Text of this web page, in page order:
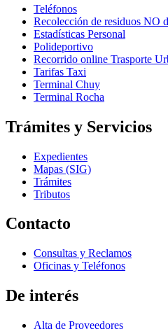
Teléfonos
Recolección de residuos NO
Estadísticas Personal
Polideportivo
Recorrido online Trasporte
Tarifas Taxi
Terminal Chuy
Terminal Rocha
Trámites y Servicios
Expedientes
Mapas (SIG)
Trámites
Tributos
Contacto
Consultas y Reclamos
Oficinas y Teléfonos
De interés
Alta de Proveedores